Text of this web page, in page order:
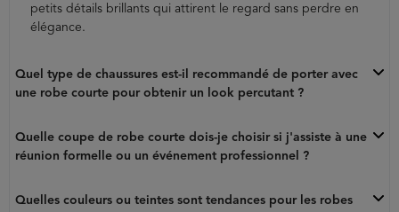
petits détails brillants qui attirent le regard sans perdre en
élégance.
Quel type de chaussures est-il recommandé de porter avec
une robe courte pour obtenir un look percutant ?
Quelle coupe de robe courte dois-je choisir si j'assiste à une
réunion formelle ou un événement professionnel ?
Quelles couleurs ou teintes sont tendances pour les robes